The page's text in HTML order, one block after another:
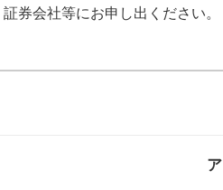
証券会社等にお申し出ください。